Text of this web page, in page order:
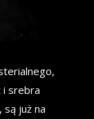
i srebra
są już na